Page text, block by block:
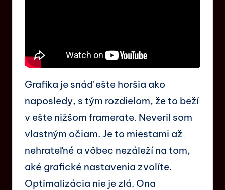
Grafika je snáď ešte horšia ako
naposledy, s tým rozdielom, že to beží
v ešte nižšom framerate. Neveril som
vlastným očiam. Je to miestami až
nehrateľné a vôbec nezáleží na tom,
aké grafické nastavenia zvolíte.
Optimalizácia nie je zlá. Ona